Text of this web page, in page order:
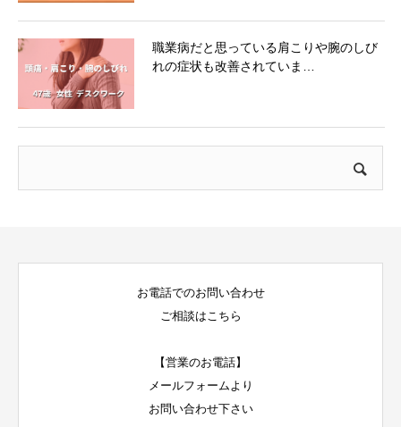
職業病だと思っている肩こりや腕のしび
れの症状も改善されていま…
お電話でのお問い合わせ
ご相談はこちら
【営業のお電話】
メールフォームより
お問い合わせ下さい